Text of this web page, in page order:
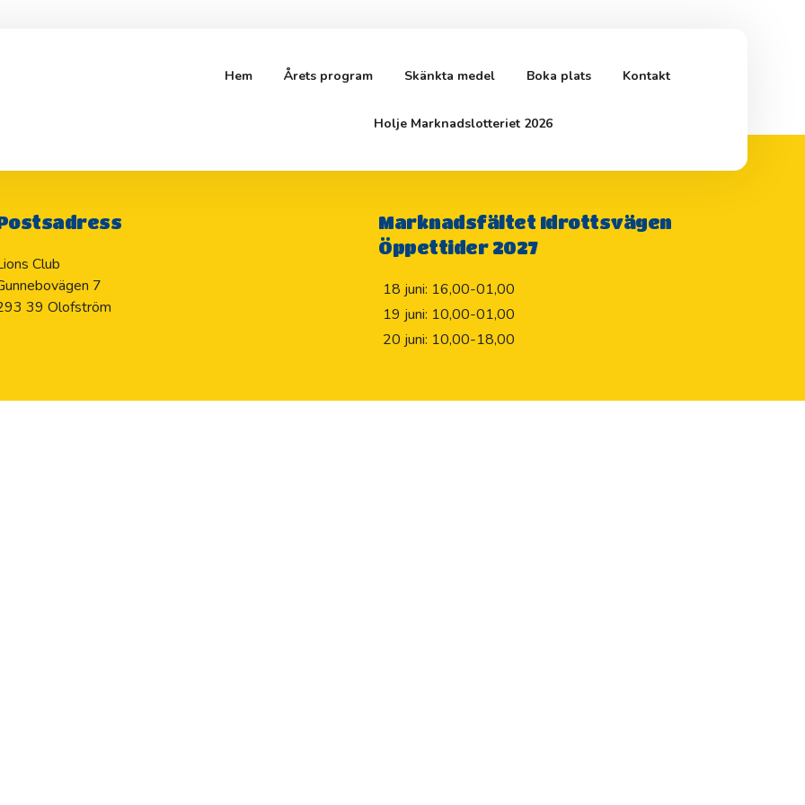
Hem Årets program Skänkta medel Boka plats Kontakt
Holje Marknadslotteriet 2026
Club
7
39 Olofström
Marknadsfältet Idrottsvägen
Öppettider 2027
18 juni: 16,00-01,00
19 juni: 10,00-01,00
20 juni: 10,00-18,00